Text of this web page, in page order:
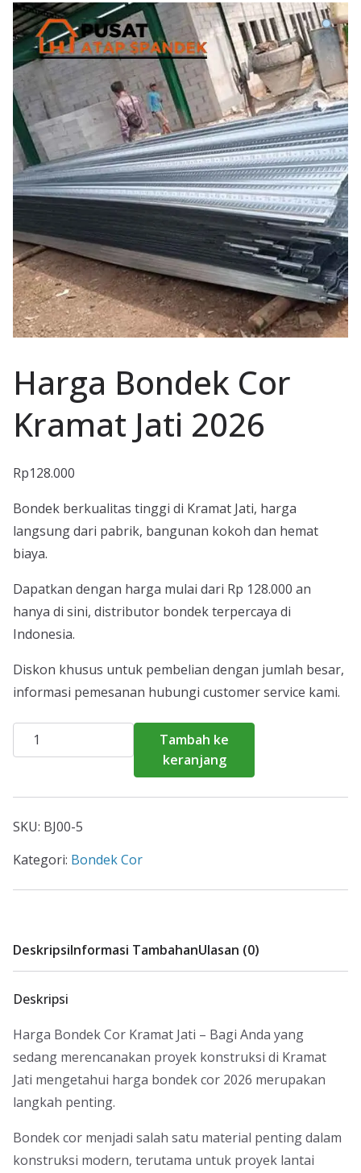
Harga Bondek Cor
Kramat Jati 2026
Rp128.000
Bondek berkualitas tinggi di Kramat Jati, harga
langsung dari pabrik, bangunan kokoh dan hemat
biaya.
Dapatkan dengan harga mulai dari Rp 128.000 an
hanya di sini, distributor bondek terpercaya di
Indonesia.
Diskon khusus untuk pembelian dengan jumlah besar,
informasi pemesanan hubungi customer service kami.
Kuantitas
Harga
Jati
2026
Tambah ke
keranjang
SKU: BJ00-5
Kategori: Bondek Cor
DeskripsiInformasi TambahanUlasan (0)
Deskripsi
Harga Bondek Cor Kramat Jati – Bagi Anda yang
sedang merencanakan proyek konstruksi di Kramat
Jati mengetahui harga bondek cor 2026 merupakan
langkah penting.
Bondek cor menjadi salah satu material penting dalam
konstruksi modern, terutama untuk proyek lantai